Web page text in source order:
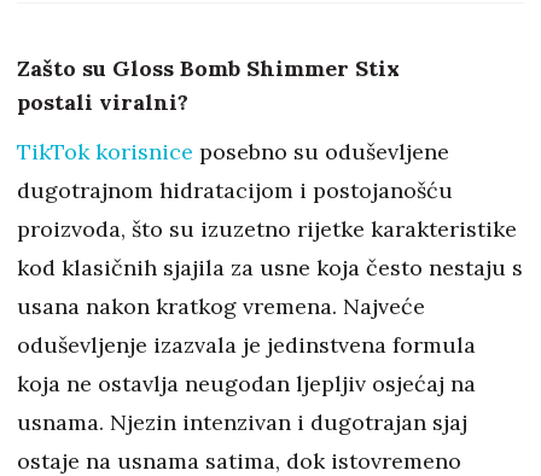
Zašto su Gloss Bomb Shimmer Stix
postali viralni?
TikTok korisnice posebno su oduševljene
dugotrajnom hidratacijom i postojanošću
proizvoda, što su izuzetno rijetke karakteristike
kod klasičnih sjajila za usne koja često nestaju s
usana nakon kratkog vremena. Najveće
oduševljenje izazvala je jedinstvena formula
koja ne ostavlja neugodan ljepljiv osjećaj na
usnama. Njezin intenzivan i dugotrajan sjaj
ostaje na usnama satima, dok istovremeno